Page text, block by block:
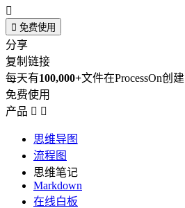

 免费使用
分享
复制链接
每天有100,000+文件在ProcessOn创建
免费使用
产品  
思维导图
流程图
思维笔记
Markdown
在线白板